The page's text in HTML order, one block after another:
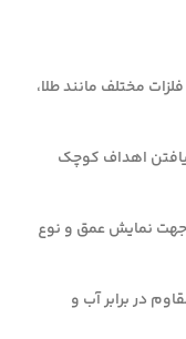
مختلف مانند طلا،
اهداف کوچک
جهت نمایش عمق و نوع
در برابر آب و